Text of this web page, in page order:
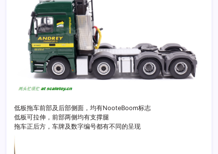
低板拖车前部及后部侧面，均有NooteBoom标志
低板可拉伸，前部两侧均有支撑腿
拖车正后方，车牌及数字编号都有不同的呈现